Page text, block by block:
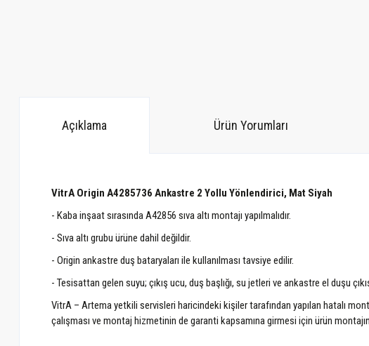
Açıklama Ürün Yorumları
VitrA Origin A4285736 Ankastre 2 Yollu Yönlendirici, Mat Siyah
- Kaba inşaat sırasında A42856 sıva altı montajı yapılmalıdır.
- Sıva altı grubu ürüne dahil değildir.
- Origin ankastre duş bataryaları ile kullanılması tavsiye edilir.
- Tesisattan gelen suyu; çıkış ucu, duş başlığı, su jetleri ve ankastre el duşu
VitrA – Artema yetkili servisleri haricindeki kişiler tarafından yapılan hatalı
çalışması ve montaj hizmetinin de garanti kapsamına girmesi için ürün